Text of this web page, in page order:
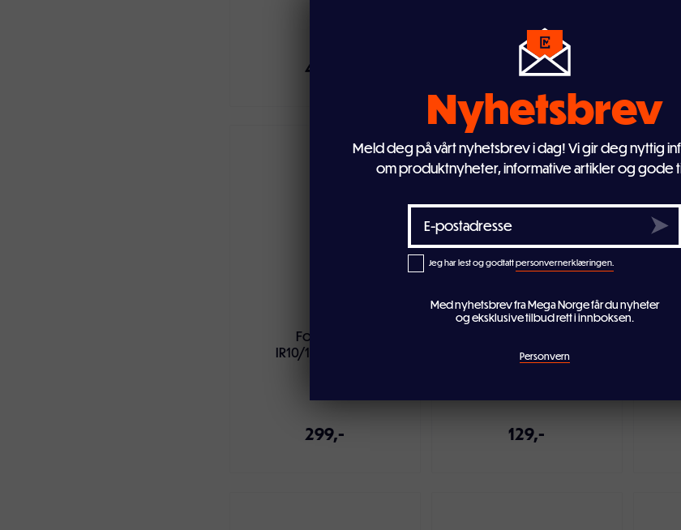
449,-
Legg i handlekurven
449,-
Legg i handlekurven
Fotocelle
IR10/12/14/18/21
299,- 129,-
Nyhetsbrev
Meld deg på vårt nyhetsbrev i dag! Vi gir deg nyttig
om produktnyheter, informative artikler og gode
Jeg har lest og godtattpersonvernerklæringen.
Med nyhetsbrev fra Mega Norge får du nyheter
og eksklusive tilbud rett i innboksen.
Personvern